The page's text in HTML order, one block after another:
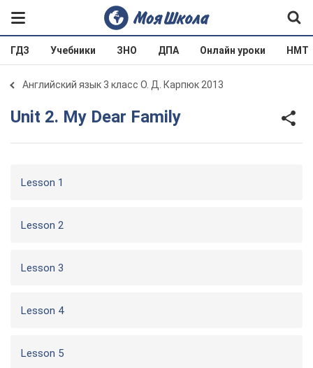
ГДЗ Учебники ЗНО ДПА Онлайн уроки НМТ
Английский язык 3 класс О. Д. Карпюк 2013
Unit 2. My Dear Family
Lesson 1
Lesson 2
Lesson 3
Lesson 4
Lesson 5